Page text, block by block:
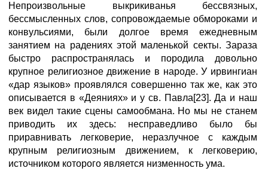
Непроизвольные выкрикиванья бессвязных,
бессмысленных слов, сопровождаемые обмороками и
конвульсиями, были долгое время ежедневным
занятием на радениях этой маленькой секты. Зараза
быстро распространялась и породила довольно
крупное религиозное движение в народе. У ирвингиан
«дар языков» проявлялся совершенно так же, как это
описывается в «Деяниях» и у св. Павла[23]. Да и наш
век видел такие сцены самообмана. Но мы не станем
приводить их здесь: несправедливо было бы
приравнивать легковерие, неразлучное с каждым
крупным религиозным движением, к легковерию,
источником которого является низменность ума.